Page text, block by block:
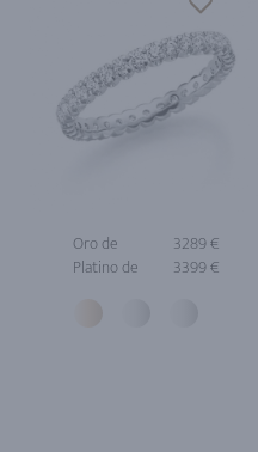
Oro de
3289 €
Platino de
3399 €